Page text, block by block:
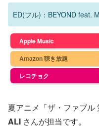
ED(フル)：BEYOND feat.
Apple Music
Amazon 聴き放題
レコチョク
夏アニメ「ザ・ファブル
ALI さんが担当です。